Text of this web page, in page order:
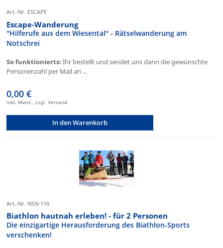
Art.-Nr. ESCAPE
Escape-Wanderung
"Hilferufe aus dem Wiesental" - Rätselwanderung am
Notschrei
So funktionierts: Ihr bestellt und sendet uns dann die gewünschte
Personenzahl per Mail an ...
0,00 €
inkl. Mwst., zzgl. Versand
In den Warenkorb
Art.-Nr. NSN-110
Biathlon hautnah erleben! - für 2 Personen
Die einzigartige Herausforderung des Biathlon-Sports
verschenken!